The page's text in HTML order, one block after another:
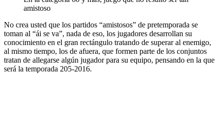
amistoso
No crea usted que los partidos “amistosos” de pretemporada se
toman al “ái se va”, nada de eso, los jugadores desarrollan su
conocimiento en el gran rectángulo tratando de superar al enemigo,
al mismo tiempo, los de afuera, que formen parte de los conjuntos
tratan de allegarse algún jugador para su equipo, pensando en la que
será la temporada 205-2016.